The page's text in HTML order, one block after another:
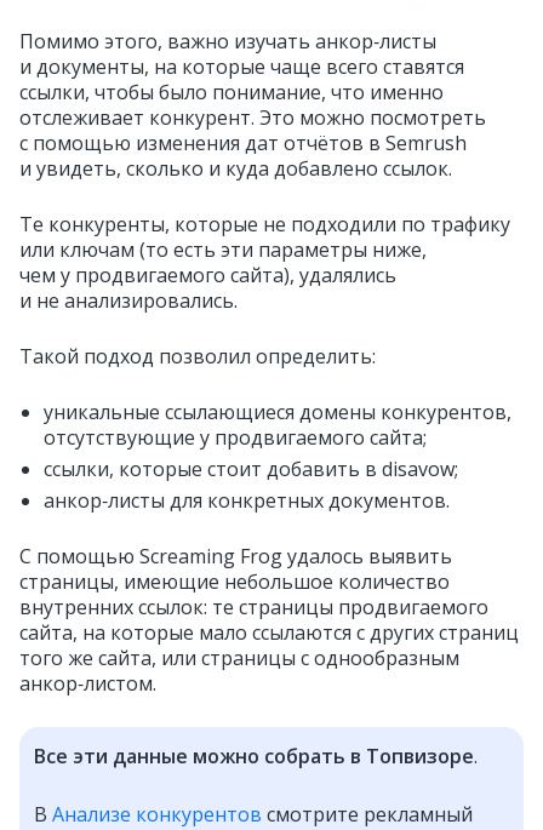
Помимо этого, важно изучать анкор‑листы
и документы, на которые чаще всего ставятся
ссылки, чтобы было понимание, что именно
отслеживает конкурент. Это можно посмотреть
с помощью изменения дат отчётов в Semrush
и увидеть, сколько и куда добавлено ссылок.
Те конкуренты, которые не подходили по трафику
или ключам (то есть эти параметры ниже,
чем у продвигаемого сайта), удалялись
и не анализировались.
Такой подход позволил определить:
уникальные ссылающиеся домены конкурентов,
отсутствующие у продвигаемого сайта;
ссылки, которые стоит добавить в disavow;
анкор‑листы для конкретных документов.
С помощью Screaming Frog удалось выявить
страницы, имеющие небольшое количество
внутренних ссылок: те страницы продвигаемого
сайта, на которые мало ссылаются с других страниц
того же сайта, или страницы с однообразным
анкор‑листом.
Все эти данные можно собрать в Топвизоре.
В Анализе конкурентов смотрите рекламный